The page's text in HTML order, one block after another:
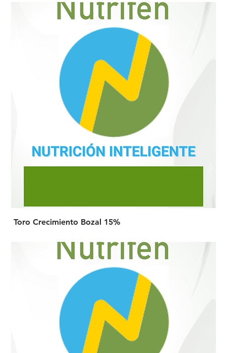
Toro Crecimiento Bozal 15%